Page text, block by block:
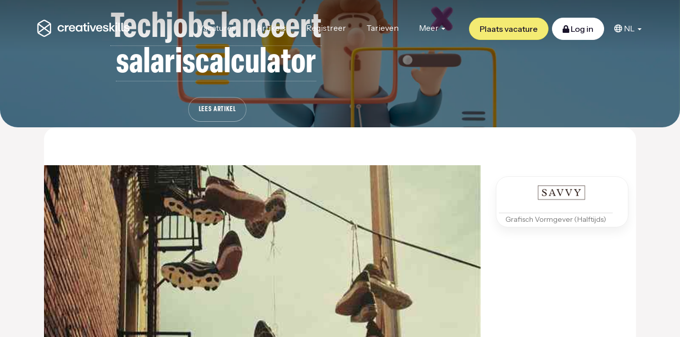
Vacatures Artikels Registreer Tarieven Meer Plaats vacature Log in NL
Techjobs lanceert
salariscalculator
LEES ARTIKEL
Grafisch Vormgever (Halftijds)